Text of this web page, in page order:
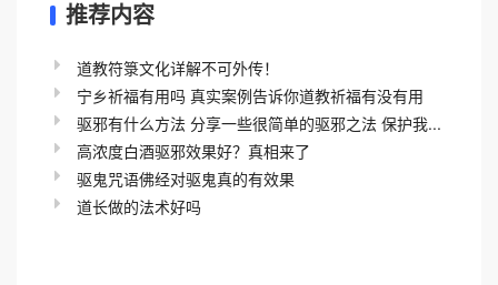
推荐内容
道教符箓文化详解不可外传！
宁乡祈福有用吗 真实案例告诉你道教祈福有没有用
驱邪有什么方法 分享一些很简单的驱邪之法 保护我...
高浓度白酒驱邪效果好？真相来了
驱鬼咒语佛经对驱鬼真的有效果
道长做的法术好吗